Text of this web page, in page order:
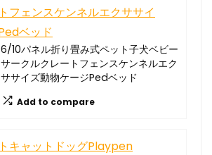
6/10パネル折り畳み式ペット子犬ベビー
サークルクレートフェンスケンネルエク
ササイズ動物ケージPedベッド
Add to compare